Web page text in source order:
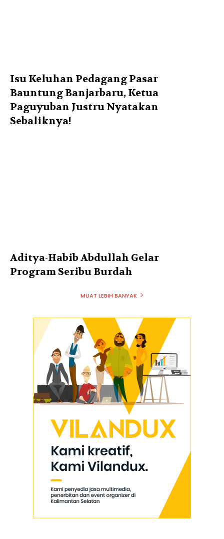
Isu Keluhan Pedagang Pasar
Bauntung Banjarbaru, Ketua
Paguyuban Justru Nyatakan
Sebaliknya!
Aditya-Habib Abdullah Gelar
Program Seribu Burdah
MUAT LEBIH BANYAK